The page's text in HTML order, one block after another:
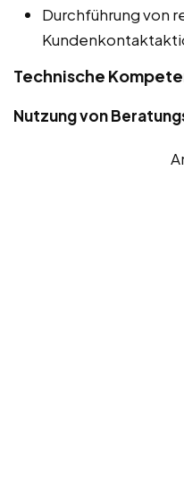
Durchführung von
Technische
Nutzung von